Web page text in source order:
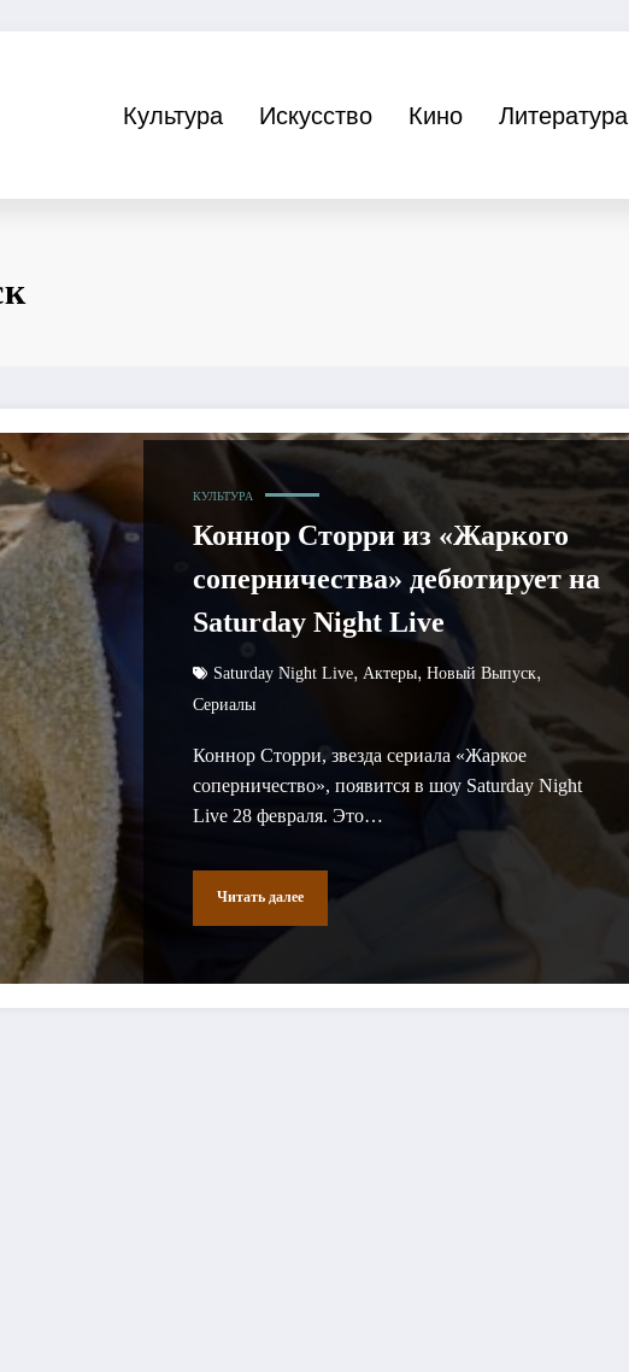
Культура Искусство Кино Литература
КУЛЬТУРА
Коннор Сторри из «Жаркого
соперничества» дебютирует на
Saturday Night Live
Saturday Night Live, Актеры, Новый Выпуск,
Сериалы
Коннор Сторри, звезда сериала «Жаркое
соперничество», появится в шоу Saturday Night
Live 28 февраля. Это…
Читать далее